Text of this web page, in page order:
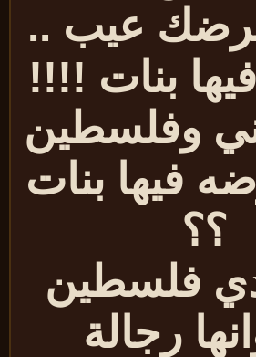
عيب ..
بنات !!!!
وفلسطين
بنات
؟؟
فلسطين
رجالة